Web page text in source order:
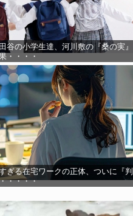
谷の小学生達、河川敷の『桑の実』
・・・・
ぎる在宅ワークの正体、ついに『判
・・・・